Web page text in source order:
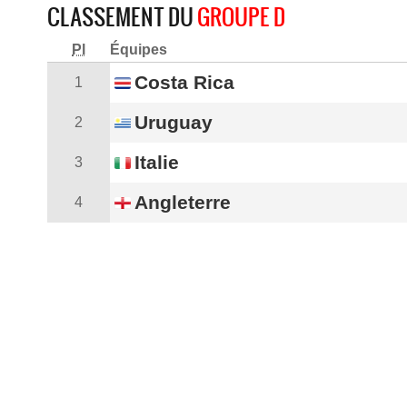
CLASSEMENT DUGROUPE D
Pl Équipes
1 Costa Rica
2 Uruguay
3 Italie
4 Angleterre